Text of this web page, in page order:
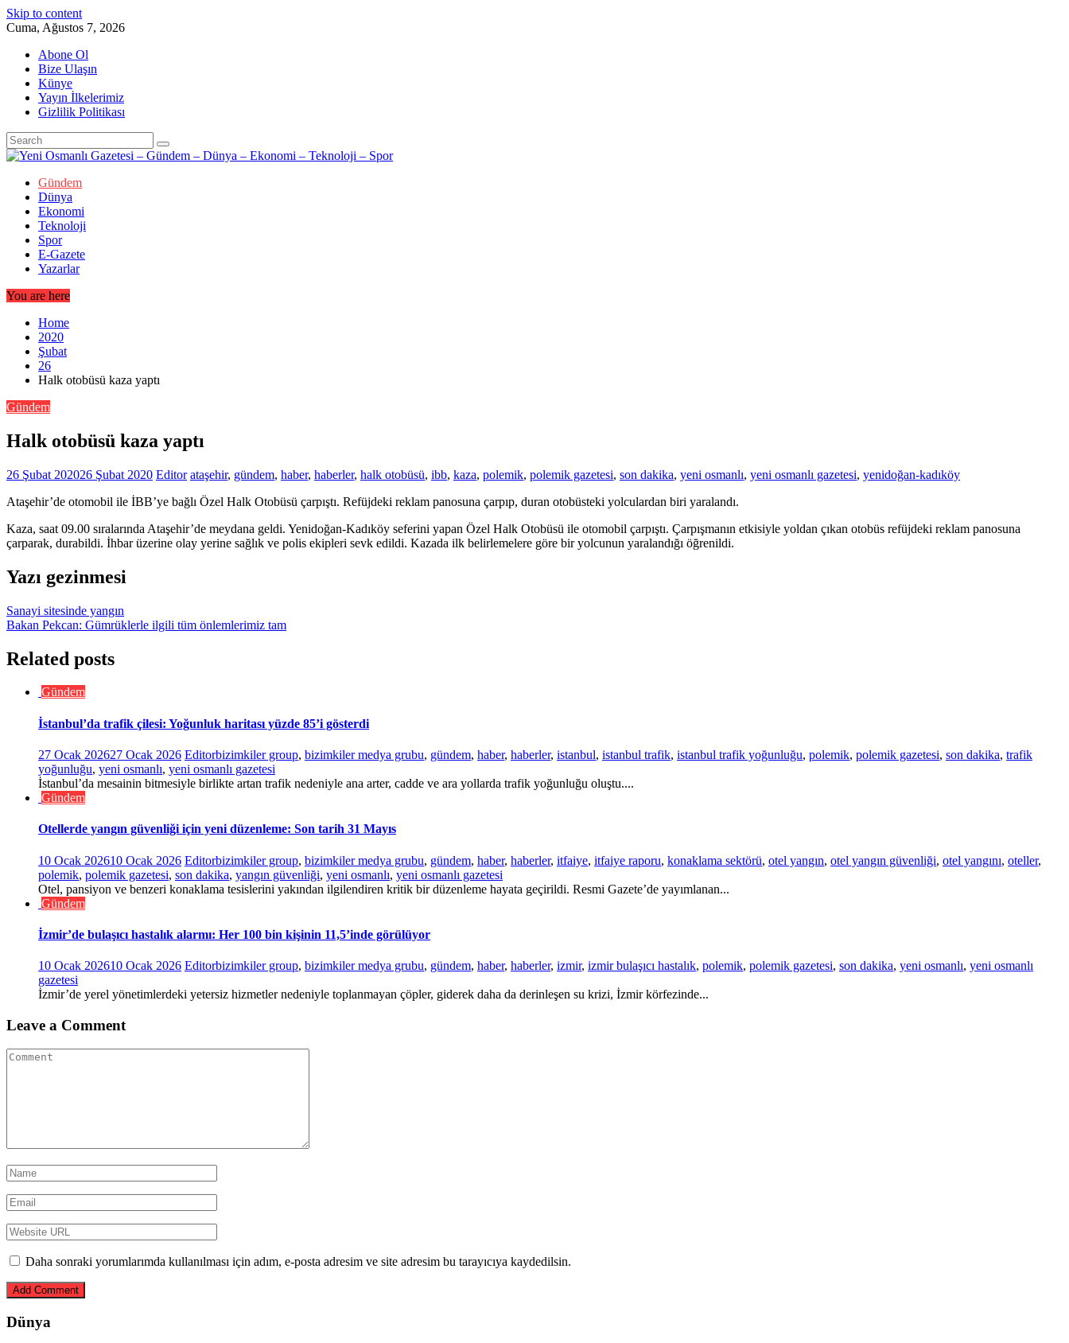
Skip to content
Cuma, Ağustos 7, 2026
Abone Ol
Bize Ulaşın
Künye
Yayın İlkelerimiz
Gizlilik Politikası
Gündem
Dünya
Ekonomi
Teknoloji
Spor
E-Gazete
Yazarlar
You are here
Home
2020
Şubat
26
Halk otobüsü kaza yaptı
Gündem
Halk otobüsü kaza yaptı
26 Şubat 202026 Şubat 2020 Editor ataşehir, gündem, haber, haberler, halk otobüsü, ibb, kaza, polemik, polemik gazetesi, son dakika, yeni osmanlı, yeni osmanlı gazetesi, yenidoğan-kadıköy
Ataşehir’de otomobil ile İBB’ye bağlı Özel Halk Otobüsü çarpıştı. Refüjdeki reklam panosuna çarpıp, duran otobüsteki yolculardan biri yaralandı.
Kaza, saat 09.00 sıralarında Ataşehir’de meydana geldi. Yenidoğan-Kadıköy seferini yapan Özel Halk Otobüsü ile otomobil çarpıştı. Çarpışmanın etkisiyle yoldan çıkan otobüs refüjdeki reklam panosuna
çarparak, durabildi. İhbar üzerine olay yerine sağlık ve polis ekipleri sevk edildi. Kazada ilk belirlemelere göre bir yolcunun yaralandığı öğrenildi.
Yazı gezinmesi
Sanayi sitesinde yangın
Bakan Pekcan: Gümrüklerle ilgili tüm önlemlerimiz tam
Related posts
Gündem
İstanbul’da trafik çilesi: Yoğunluk haritası yüzde 85’i gösterdi
27 Ocak 202627 Ocak 2026 Editorbizimkiler group, bizimkiler medya grubu, gündem, haber, haberler, istanbul, istanbul trafik, istanbul trafik yoğunluğu, polemik, polemik gazetesi, son dakika, trafik
yoğunluğu, yeni osmanlı, yeni osmanlı gazetesi
İstanbul’da mesainin bitmesiyle birlikte artan trafik nedeniyle ana arter, cadde ve ara yollarda trafik yoğunluğu oluştu....
Gündem
Otellerde yangın güvenliği için yeni düzenleme: Son tarih 31 Mayıs
10 Ocak 202610 Ocak 2026 Editorbizimkiler group, bizimkiler medya grubu, gündem, haber, haberler, itfaiye, itfaiye raporu, konaklama sektörü, otel yangın, otel yangın güvenliği, otel yangını, oteller,
polemik, polemik gazetesi, son dakika, yangın güvenliği, yeni osmanlı, yeni osmanlı gazetesi
Otel, pansiyon ve benzeri konaklama tesislerini yakından ilgilendiren kritik bir düzenleme hayata geçirildi. Resmi Gazete’de yayımlanan...
Gündem
İzmir’de bulaşıcı hastalık alarmı: Her 100 bin kişinin 11,5’inde görülüyor
10 Ocak 202610 Ocak 2026 Editorbizimkiler group, bizimkiler medya grubu, gündem, haber, haberler, izmir, izmir bulaşıcı hastalık, polemik, polemik gazetesi, son dakika, yeni osmanlı, yeni osmanlı
gazetesi
İzmir’de yerel yönetimlerdeki yetersiz hizmetler nedeniyle toplanmayan çöpler, giderek daha da derinleşen su krizi, İzmir körfezinde...
Leave a Comment
Daha sonraki yorumlarımda kullanılması için adım, e-posta adresim ve site adresim bu tarayıcıya kaydedilsin.
Dünya